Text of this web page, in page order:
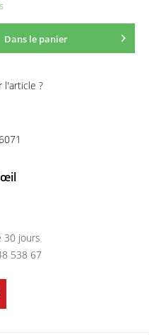
Dans le panier
l'article ?
30 jours
538 67